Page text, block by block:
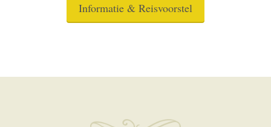
Informatie & Reisvoorstel